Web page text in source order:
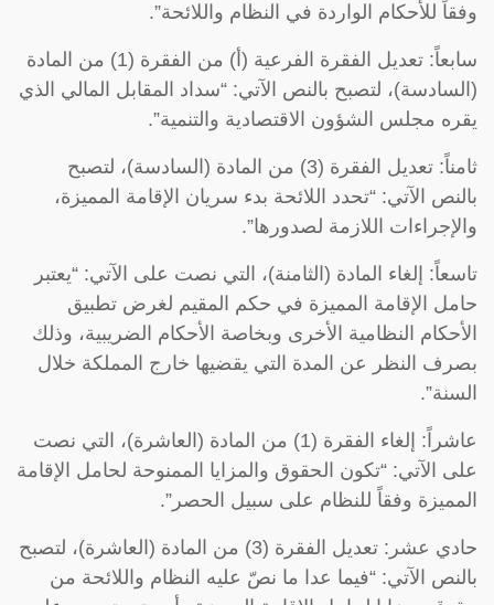
وفقاً للأحكام الواردة في النظام واللائحة”.
سابعاً: تعديل الفقرة الفرعية (أ) من الفقرة (1) من المادة
(السادسة)، لتصبح بالنص الآتي: “سداد المقابل المالي الذي
يقره مجلس الشؤون الاقتصادية والتنمية”.
ثامناً: تعديل الفقرة (3) من المادة (السادسة)، لتصبح
بالنص الآتي: “تحدد اللائحة بدء سريان الإقامة المميزة،
والإجراءات اللازمة لصدورها”.
تاسعاً: إلغاء المادة (الثامنة)، التي نصت على الآتي: “يعتبر
حامل الإقامة المميزة في حكم المقيم لغرض تطبيق
الأحكام النظامية الأخرى وبخاصة الأحكام الضريبية، وذلك
بصرف النظر عن المدة التي يقضيها خارج المملكة خلال
السنة”.
عاشراً: إلغاء الفقرة (1) من المادة (العاشرة)، التي نصت
على الآتي: “تكون الحقوق والمزايا الممنوحة لحامل الإقامة
المميزة وفقاً للنظام على سبيل الحصر”.
حادي عشر: تعديل الفقرة (3) من المادة (العاشرة)، لتصبح
بالنص الآتي: “فيما عدا ما نصّ عليه النظام واللائحة من